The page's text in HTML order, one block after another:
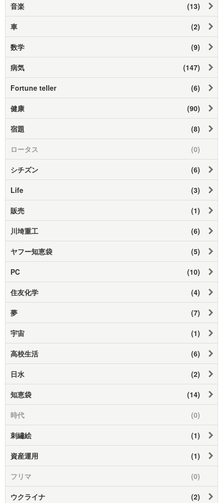
音楽 (13)
車 (2)
数学 (9)
病気 (147)
Fortune teller (6)
健康 (90)
宿題 (8)
ロータス (0)
シチズン (6)
Life (3)
販売 (1)
川埼重工 (6)
ヤフー知恵袋 (5)
PC (10)
住友化学 (4)
夢 (7)
宇宙 (1)
高校生活 (6)
日水 (2)
知恵袋 (14)
時代 (0)
刺繡絵 (1)
資産運用 (1)
フリマ (0)
ウクライナ (2)